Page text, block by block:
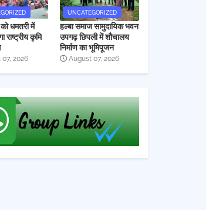
धमतरी में
राष्ट्रीय कृमि
2026
UNCATEGORIZED
हल्बा समाज सामुदायिक भवन
उपगढ़ छिपली में शौचालय
निर्माण का भूमिपूजन
August 07, 2026